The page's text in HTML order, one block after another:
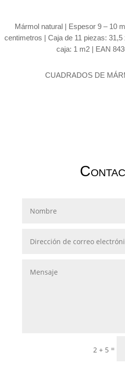
Mármol natural | Espesor 9 – 10
centimetros | Caja de 11 piezas:
caja: 1 m2 | EAN
CUADRADOS DE
2 + 5 =